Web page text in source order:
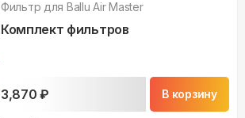
Фильтр для Ballu Air Master
Комплект фильтров
3,870 ₽ В корзину